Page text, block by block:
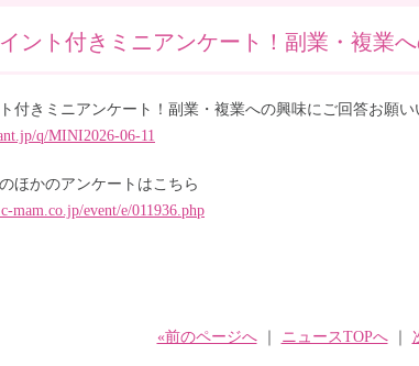
ント付きミニアンケート！副業・複業
付きミニアンケート！副業・複業への興味にご回答お願い
q/MINI2026-06-11
ほかのアンケートはこちら
mam.co.jp/event/e/011936.php
«前のページへ｜ ニュースTOPへ｜